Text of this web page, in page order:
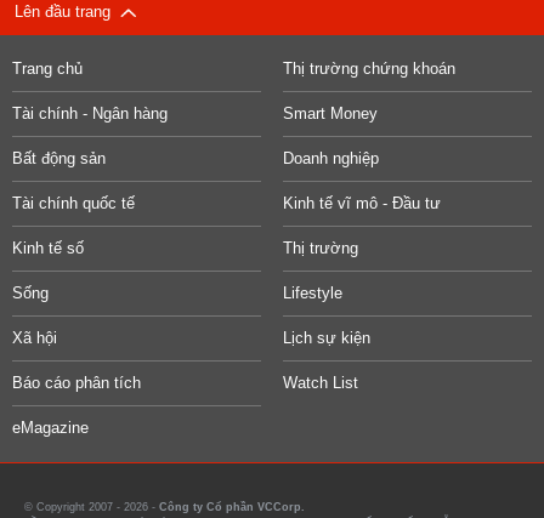
Lên đầu trang
Trang chủ Thị trường chứng khoán
Tài chính - Ngân hàng Smart Money
Bất động sản Doanh nghiệp
Tài chính quốc tế Kinh tế vĩ mô - Đầu tư
Kinh tế số Thị trường
Sống Lifestyle
Xã hội Lịch sự kiện
Báo cáo phân tích Watch List
eMagazine
© Copyright 2007 - 2026 - Công ty Cổ phần VCCorp.